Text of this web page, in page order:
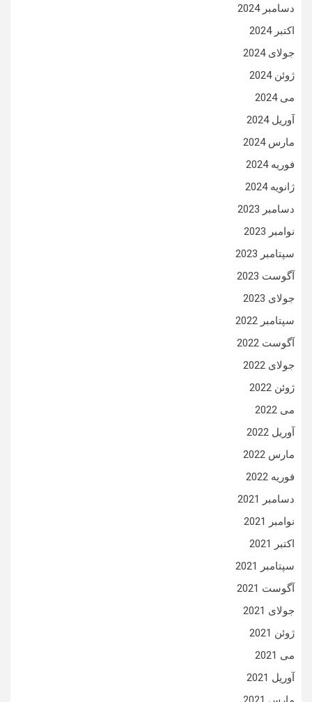
دسامبر 2024
اکتبر 2024
جولای 2024
ژوئن 2024
می 2024
آوریل 2024
مارس 2024
فوریه 2024
ژانویه 2024
دسامبر 2023
نوامبر 2023
سپتامبر 2023
آگوست 2023
جولای 2023
سپتامبر 2022
آگوست 2022
جولای 2022
ژوئن 2022
می 2022
آوریل 2022
مارس 2022
فوریه 2022
دسامبر 2021
نوامبر 2021
اکتبر 2021
سپتامبر 2021
آگوست 2021
جولای 2021
ژوئن 2021
می 2021
آوریل 2021